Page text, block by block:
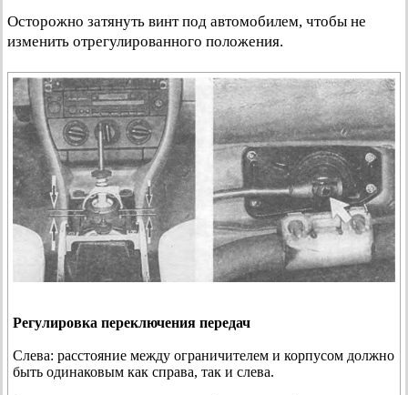
Осторожно затянуть винт под автомобилем, чтобы не
изменить отрегулированного положения.
Регулировка переключения передач
Слева: расстояние между ограничителем и корпусом должно
быть одинаковым как справа, так и слева.